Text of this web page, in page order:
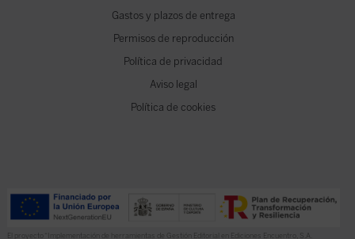
Gastos y plazos de entrega
Permisos de reproducción
Política de privacidad
Aviso legal
Política de cookies
El proyecto “Implementación de herramientas de Gestión Editorial en Ediciones Encuentro, S.A.